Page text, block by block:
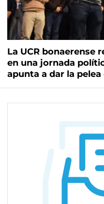
La UCR bonaerense
en una jornada
apunta a dar la pelea